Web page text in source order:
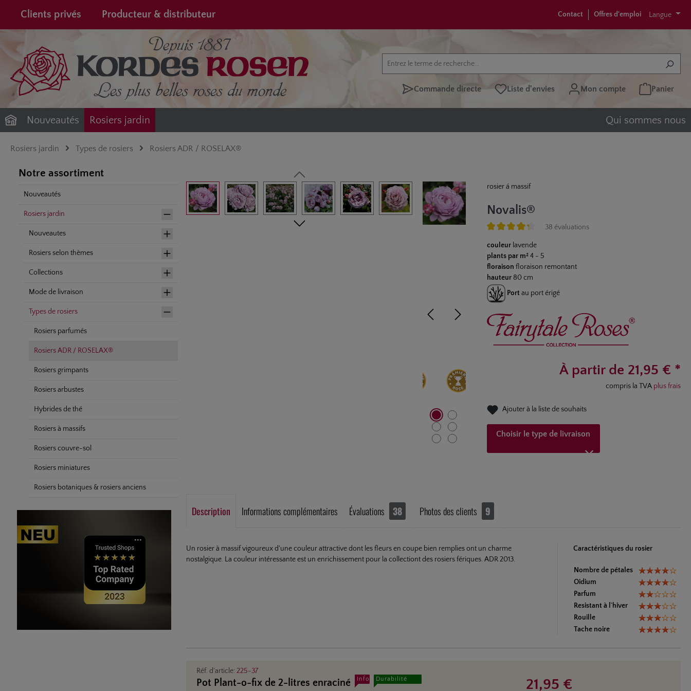
Passer à la navigation principale
Clients privés Producteur & distributeur Contact Offres d'emploi Langue
Commande directe Liste d'envies Mon compte Panier
Nouveautés Rosiers jardin Qui sommes nous
Rosiers jardin Types de rosiers Rosiers ADR / ROSELAX®
Notre assortiment
Nouveautés
Rosiers jardin
Nouveautes
Rosiers selon thèmes
Collections
Mode de livraison
Types de rosiers
Rosiers parfumés
Rosiers ADR / ROSELAX®
Rosiers grimpants
Rosiers arbustes
Hybrides de thé
Rosiers à massifs
Rosiers couvre-sol
Rosiers miniatures
Rosiers botaniques & rosiers anciens
Ignorer la galerie d'images rosier á massif
Novalis®
38 évaluations
couleur lavende
plants par m² 4 - 5
floraison floraison remontant
hauteur 80 cm
Port au port érigé
À partir de 21,95 € *
compris la TVA plus frais
Ajouter à la liste de souhaits
Choisir le type de livraison
Description Informations complémentaires Évaluations 38 Photos des clients 9
Un rosier à massif vigoureux d'une couleur attractive dont les fleurs en coupe bien remplies ont un charme
nostalgique. La couleur intéressante est un enrichissement pour la collectiont des rosiers fériques. ADR 2013.
Caractéristiques du rosier
Nombre de pétales
Oidium
Parfum
Resistant à l`hiver
Rouille
Tache noire
Réf. d'article: 225-37
Pot Plant-o-fix de 2-litres enraciné Info Durabilité 21,95 €